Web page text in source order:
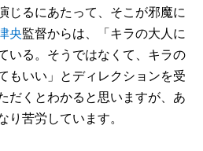
じるにあたって、そこが邪魔に
央監督からは、「キラの大人に
いる。そうではなくて、キラの
もいい」とディレクションを受
だくとわかると思いますが、あ
苦労しています。